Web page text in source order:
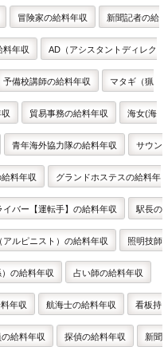
冒険家の給料年収 新聞記者の給
料年収 AD（アシスタントディレク
予備校講師の給料年収 マタギ（猟
貿易事務の給料年収 海女(海
青年海外協力隊の給料年収 サウン
料年収 グランドホステスの給料年
イバー【運転手】の給料年収 駅長の
アルピニスト）の給料年収 照明技師
の給料年収 占い師の給料年収
年収 航海士の給料年収 看板持
給料年収 探偵の給料年収 新聞